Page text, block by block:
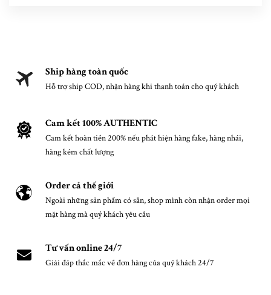
Ship hàng toàn quốc
Hỗ trợ ship COD, nhận hàng khi thanh toán cho quý khách
Cam kết 100% AUTHENTIC
Cam kết hoàn tiền 200% nếu phát hiện hàng fake, hàng nhái,
hàng kém chất lượng
Order cả thế giới
Ngoài những sản phẩm có sẵn, shop mình còn nhận order mọi
mặt hàng mà quý khách yêu cầu
Tư vấn online 24/7
Giải đáp thắc mắc về đơn hàng của quý khách 24/7